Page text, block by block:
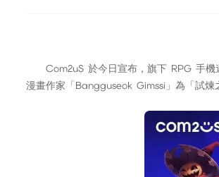
Com2uS 於今日宣布，旗下 RPG 手機
漫畫作家「Bangguseok Gimssi」為「試煉